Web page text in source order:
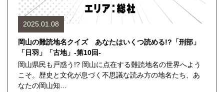
2025.01.08
岡山の難読地名クイズ あなたはいくつ読める!?「刑部」
「日羽」「古地」-第10回-
岡山県民も戸惑う!? 岡山に点在する難読地名の世界へよう
こそ。歴史と文化が息づく不思議な読み方の地名たち、あ
なたの岡山知…